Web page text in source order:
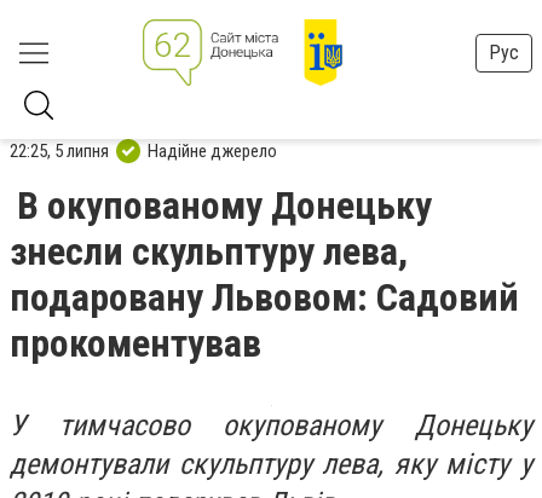
Рус
22:25, 5 липня Надійне джерело
В окупованому Донецьку
знесли скульптуру лева,
подаровану Львовом: Садовий
прокоментував
У тимчасово окупованому Донецьку
демонтували скульптуру лева, яку місту у